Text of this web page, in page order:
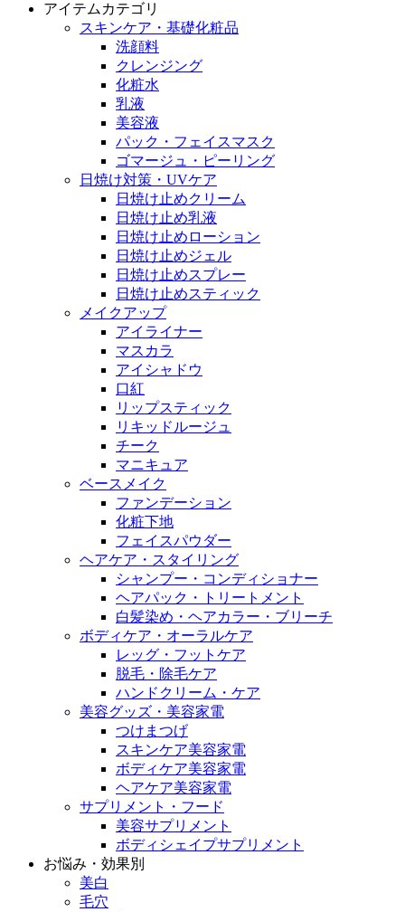
アイテムカテゴリ
スキンケア・基礎化粧品
洗顔料
クレンジング
化粧水
乳液
美容液
パック・フェイスマスク
ゴマージュ・ピーリング
日焼け対策・UVケア
日焼け止めクリーム
日焼け止め乳液
日焼け止めローション
日焼け止めジェル
日焼け止めスプレー
日焼け止めスティック
メイクアップ
アイライナー
マスカラ
アイシャドウ
口紅
リップスティック
リキッドルージュ
チーク
マニキュア
ベースメイク
ファンデーション
化粧下地
フェイスパウダー
ヘアケア・スタイリング
シャンプー・コンディショナー
ヘアパック・トリートメント
白髪染め・ヘアカラー・ブリーチ
ボディケア・オーラルケア
レッグ・フットケア
脱毛・除毛ケア
ハンドクリーム・ケア
美容グッズ・美容家電
つけまつげ
スキンケア美容家電
ボディケア美容家電
ヘアケア美容家電
サプリメント・フード
美容サプリメント
ボディシェイプサプリメント
お悩み・効果別
美白
毛穴